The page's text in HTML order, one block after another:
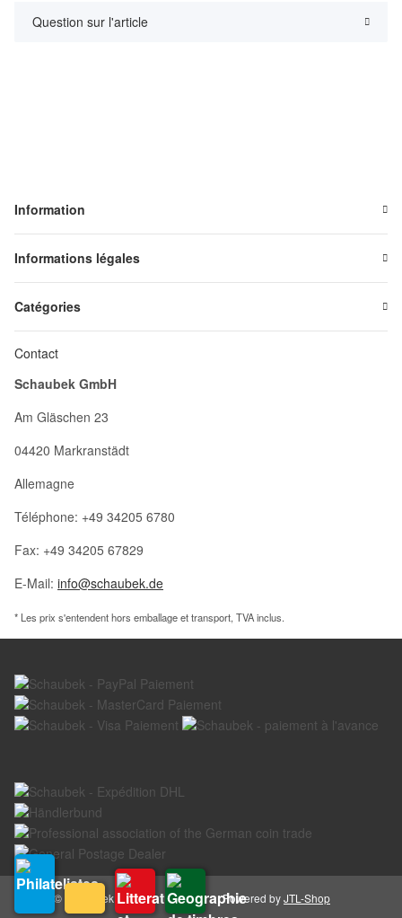
Question sur l'article
Information
Informations légales
Catégories
Contact
Schaubek GmbH
Am Gläschen 23
04420 Markranstädt
Allemagne
Téléphone: +49 34205 6780
Fax: +49 34205 67829
E-Mail: info@schaubek.de
* Les prix s'entendent hors emballage et transport, TVA inclus.
© Schaubek GmbH Powered byJTL-Shop